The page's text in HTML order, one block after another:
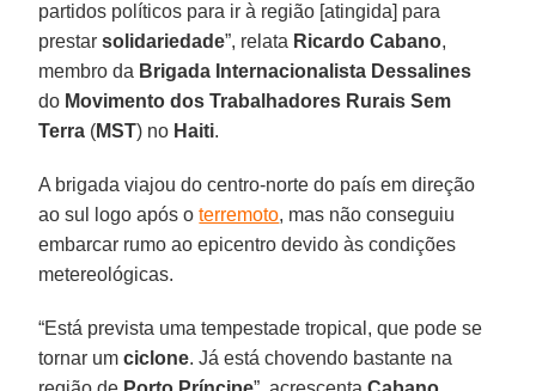
partidos políticos para ir à região [atingida] para
prestarsolidariedade”, relata Ricardo Cabano,
membro da Brigada Internacionalista Dessalines
do Movimento dos Trabalhadores Rurais Sem
Terra (MST) no Haiti.
A brigada viajou do centro-norte do país em direção
ao sul logo após oterremoto, mas não conseguiu
embarcar rumo ao epicentro devido às condições
metereológicas.
“Está prevista uma tempestade tropical, que pode se
tornar umciclone. Já está chovendo bastante na